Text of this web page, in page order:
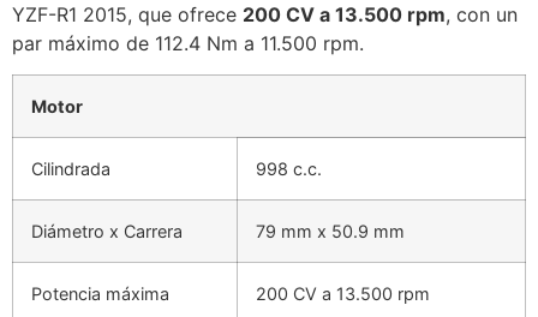
YZF-R1 2015, que ofrece 200 CV a 13.500 rpm, con un
par máximo de 112.4 Nm a 11.500 rpm.
Motor
Cilindrada 998 c.c.
Diámetro x Carrera 79 mm x 50.9 mm
Potencia máxima 200 CV a 13.500 rpm